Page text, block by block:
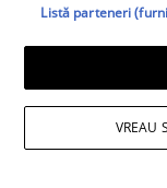
Listă parteneri
VREAU